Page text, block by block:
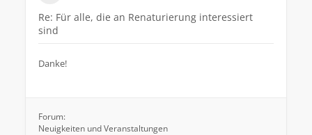
Re: Für alle, die an Renaturierung interessiert
sind
Danke!
Forum:
Neuigkeiten und Veranstaltungen